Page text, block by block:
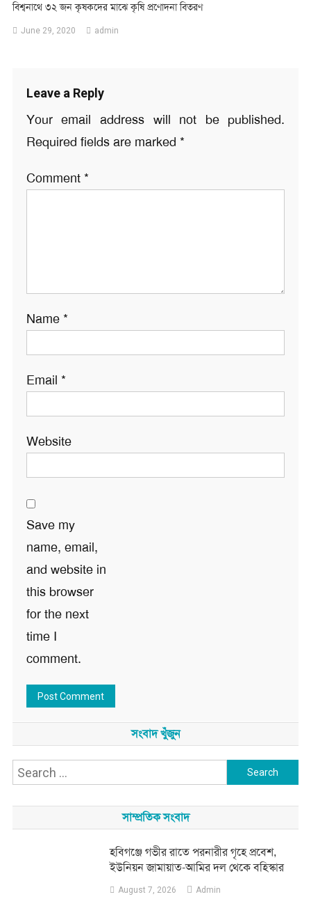
বিশ্বনাথে ৩২ জন কৃষকদের মাঝে কৃষি প্রণোদনা বিতরণ
June 29, 2020 admin
Leave a Reply
Your email address will not be published.
Required fields are marked *
Comment *
Name *
Email *
Website
Save my
name, email,
and website in
this browser
for the next
time I
comment.
সংবাদ খুঁজুন
Search
সাম্প্রতিক সংবাদ
হবিগঞ্জে গভীর রাতে পরনারীর গৃহে প্রবেশ,
ইউনিয়ন জামায়াত-আমির দল থেকে বহিস্কার
August 7, 2026 Admin